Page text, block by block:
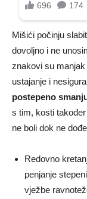
Mišići počinju
dovoljno i ne
znakovi su
ustajanje i
postepeno
s tim, kosti
ne boli dok ne
Redovno
penjanje
vježbe